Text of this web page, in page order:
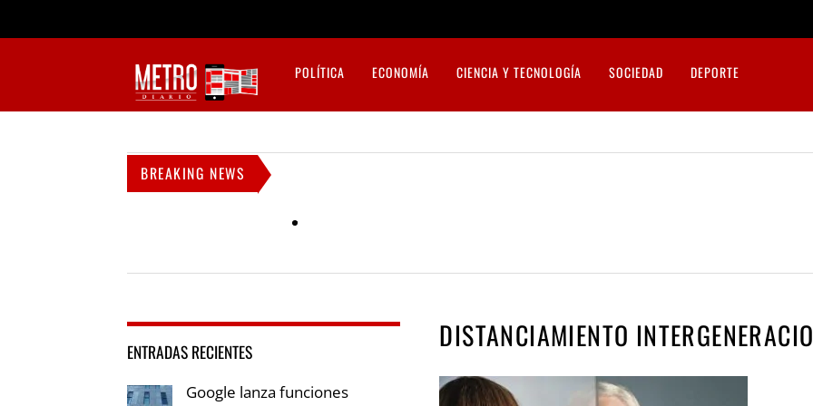
POLÍTICA ECONOMÍA CIENCIA Y TECNOLOGÍA SOCIEDAD DEPORTE
BREAKING NEWS
DISTANCIAMIENTO
ENTRADAS RECIENTES
Google lanza funciones